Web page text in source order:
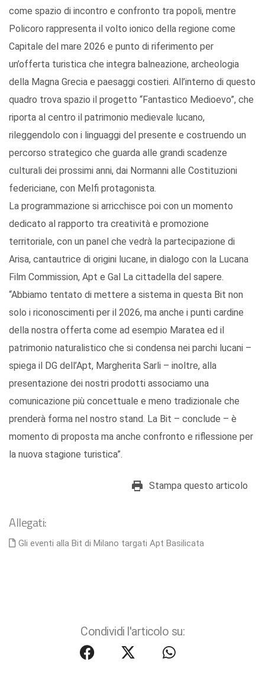
come spazio di incontro e confronto tra popoli, mentre
Policoro rappresenta il volto ionico della regione come
Capitale del mare 2026 e punto di riferimento per
un’offerta turistica che integra balneazione, archeologia
della Magna Grecia e paesaggi costieri. All’interno di questo
quadro trova spazio il progetto “Fantastico Medioevo”, che
riporta al centro il patrimonio medievale lucano,
rileggendolo con i linguaggi del presente e costruendo un
percorso strategico che guarda alle grandi scadenze
culturali dei prossimi anni, dai Normanni alle Costituzioni
federiciane, con Melfi protagonista.
La programmazione si arricchisce poi con un momento
dedicato al rapporto tra creatività e promozione
territoriale, con un panel che vedrà la partecipazione di
Arisa, cantautrice di origini lucane, in dialogo con la Lucana
Film Commission, Apt e Gal La cittadella del sapere.
“Abbiamo tentato di mettere a sistema in questa Bit non
solo i riconoscimenti per il 2026, ma anche i punti cardine
della nostra offerta come ad esempio Maratea ed il
patrimonio naturalistico che si condensa nei parchi lucani –
spiega il DG dell’Apt, Margherita Sarli – inoltre, alla
presentazione dei nostri prodotti associamo una
comunicazione più concettuale e meno tradizionale che
prenderà forma nel nostro stand. La Bit – conclude – è
momento di proposta ma anche confronto e riflessione per
la nuova stagione turistica”.
Stampa questo articolo
Allegati:
Gli eventi alla Bit di Milano targati Apt Basilicata
Condividi l'articolo su: